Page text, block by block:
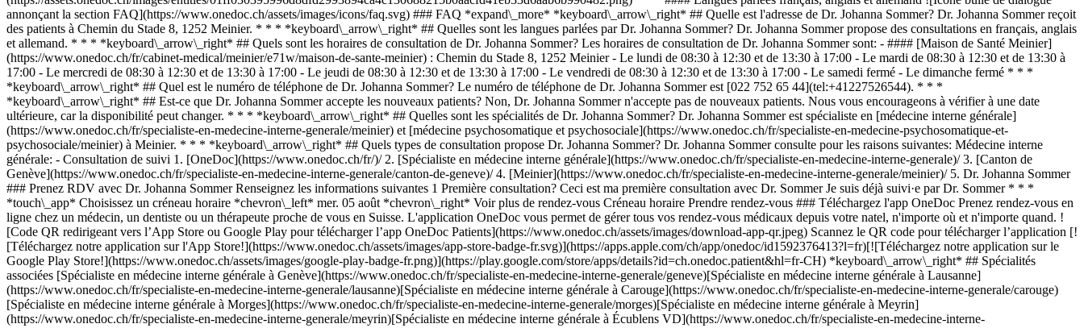
annonçant la section FAQ](https://www.onedoc.ch/assets/images/icons/faq.svg) ### FAQ *expand\_more* *keyboard\_arrow\_right* ## Quelle est l'adresse de Dr. Johanna Sommer? Dr. Johanna Sommer reçoit
des patients à Chemin du Stade 8, 1252 Meinier. * * * *keyboard\_arrow\_right* ## Quelles sont les langues parlées par Dr. Johanna Sommer? Dr. Johanna Sommer propose des consultations en français, anglais
et allemand. * * * *keyboard\_arrow\_right* ## Quels sont les horaires de consultation de Dr. Johanna Sommer? Les horaires de consultation de Dr. Johanna Sommer sont: - #### [Maison de Santé Meinier]
(https://www.onedoc.ch/fr/cabinet-medical/meinier/e71w/maison-de-sante-meinier) : Chemin du Stade 8, 1252 Meinier - Le lundi de 08:30 à 12:30 et de 13:30 à 17:00 - Le mardi de 08:30 à 12:30 et de 13:30 à
17:00 - Le mercredi de 08:30 à 12:30 et de 13:30 à 17:00 - Le jeudi de 08:30 à 12:30 et de 13:30 à 17:00 - Le vendredi de 08:30 à 12:30 et de 13:30 à 17:00 - Le samedi fermé - Le dimanche fermé * * *
*keyboard\_arrow\_right* ## Quel est le numéro de téléphone de Dr. Johanna Sommer? Le numéro de téléphone de Dr. Johanna Sommer est [022 752 65 44](tel:+41227526544). * * *
*keyboard\_arrow\_right* ## Est-ce que Dr. Johanna Sommer accepte les nouveaux patients? Non, Dr. Johanna Sommer n'accepte pas de nouveaux patients. Nous vous encourageons à vérifier à une date
ultérieure, car la disponibilité peut changer. * * * *keyboard\_arrow\_right* ## Quelles sont les spécialités de Dr. Johanna Sommer? Dr. Johanna Sommer est spécialiste en [médecine interne générale]
(https://www.onedoc.ch/fr/specialiste-en-medecine-interne-generale/meinier) et [médecine psychosomatique et psychosociale](https://www.onedoc.ch/fr/specialiste-en-medecine-psychosomatique-et-
psychosociale/meinier) à Meinier. * * * *keyboard\_arrow\_right* ## Quels types de consultation propose Dr. Johanna Sommer? Dr. Johanna Sommer consulte pour les raisons suivantes: Médecine interne
générale: - Consultation de suivi 1. [OneDoc](https://www.onedoc.ch/fr/)/ 2. [Spécialiste en médecine interne générale](https://www.onedoc.ch/fr/specialiste-en-medecine-interne-generale)/ 3. [Canton de Genève](https://www.onedoc.ch/fr/specialiste-en-medecine-interne-generale/canton-de-geneve)/ 4. [Meinier](https://www.onedoc.ch/fr/specialiste-en-medecine-interne-generale/meinier)/ 5. Dr. Johanna Sommer ### Prenez RDV avec Dr. Johanna Sommer Renseignez les informations suivantes 1 Première consultation? Ceci est ma première consultation avec Dr. Sommer Je suis déjà suivi·e par Dr. Sommer * * * *touch\_app* Choisissez un créneau horaire *chevron\_left* mer. 05 août *chevron\_right* Voir plus de rendez-vous Créneau horaire Prendre rendez-vous ### Téléchargez l'app OneDoc Prenez rendez-vous en ligne chez un médecin, un dentiste ou un thérapeute proche de vous en Suisse. L'application OneDoc vous permet de gérer tous vos rendez-vous médicaux depuis votre natel, n'importe où et n'importe quand. ![Code QR redirigeant vers l’App Store ou Google Play pour télécharger l’app OneDoc Patients](https://www.onedoc.ch/assets/images/download-app-qr.jpeg) Scannez le QR code pour télécharger l’application [![Téléchargez notre application sur l'App Store!](https://www.onedoc.ch/assets/images/app-store-badge-fr.svg)](https://apps.apple.com/ch/app/onedoc/id1592376413?l=fr)[![Téléchargez notre application sur le Google Play Store!](https://www.onedoc.ch/assets/images/google-play-badge-fr.png)](https://play.google.com/store/apps/details?id=ch.onedoc.patient&hl=fr-CH) *keyboard\_arrow\_right* ## Spécialités associées [Spécialiste en médecine interne générale à Genève](https://www.onedoc.ch/fr/specialiste-en-medecine-interne-generale/geneve)[Spécialiste en médecine interne générale à Lausanne](https://www.onedoc.ch/fr/specialiste-en-medecine-interne-generale/lausanne)[Spécialiste en médecine interne générale à Carouge](https://www.onedoc.ch/fr/specialiste-en-medecine-interne-generale/carouge)[Spécialiste en médecine interne générale à Morges](https://www.onedoc.ch/fr/specialiste-en-medecine-interne-generale/morges)[Spécialiste en médecine interne générale à Meyrin](https://www.onedoc.ch/fr/specialiste-en-medecine-interne-generale/meyrin)[Spécialiste en médecine interne générale à Écublens VD](https://www.onedoc.ch/fr/specialiste-en-medecine-interne-generale/ecublens?state=VD)[Spécialiste en médecine interne générale à Onex](https://www.onedoc.ch/fr/specialiste-en-medecine-interne-generale/onex)[Spécialiste en médecine psychosomatique et psychosociale à Genève](https://www.onedoc.ch/fr/specialiste-en-medecine-psychosomatique-et-psychosociale/geneve)[Spécialiste en médecine psychosomatique et psychosociale à Meinier](https://www.onedoc.ch/fr/specialiste-en-medecine-psychosomatique-et-psychosociale/meinier)[Spécialiste en médecine psychosomatique et psychosociale à Crissier](https://www.onedoc.ch/fr/specialiste-en-medecine-psychosomatique-et-psychosociale/crissier)[Spécialiste en médecine psychosomatique et psychosociale à Lausanne](https://www.onedoc.ch/fr/specialiste-en-medecine-psychosomatique-et-psychosociale/lausanne) *keyboard\_arrow\_right* ## Recherches fréquentes [Physiothérapeute à Genève](https://www.onedoc.ch/fr/physiotherapeute/geneve)[Psychologue à Genève](https://www.onedoc.ch/fr/psychologue/geneve)[Physiothérapeute à Lausanne](https://www.onedoc.ch/fr/physiotherapeute/lausanne)[Médecin généraliste à Genève](https://www.onedoc.ch/fr/medecin-generaliste/geneve)[Thérapeute en drainage lymphatique à Genève](https://www.onedoc.ch/fr/therapeute-en-drainage-lymphatique/geneve)[Masseur classique à Genève](https://www.onedoc.ch/fr/masseur-classique/geneve)[Spécialiste en médecine interne générale à Genève](https://www.onedoc.ch/fr/specialiste-en-medecine-interne-generale/geneve)[Réflexologue à Genève](https://www.onedoc.ch/fr/reflexologue/geneve)[Médecin-dentiste à Genève](https://www.onedoc.ch/fr/medecin-dentiste/geneve)[Psychologue à Lausanne](https://www.onedoc.ch/fr/psychologue/lausanne)[Acupuncteur à Genève](https://www.onedoc.ch/fr/acupuncteur/geneve)[Ostéopathe à Lausanne](https://www.onedoc.ch/fr/osteopathe/lausanne)[Masseur classique à Lausanne](https://www.onedoc.ch/fr/masseur-classique/lausanne)[Médecin généraliste à Lausanne](https://www.onedoc.ch/fr/medecin-generaliste/lausanne)[Spécialiste en Médecine Traditionnelle Chinoise (MTC) à Genève](https://www.onedoc.ch/fr/specialiste-en-medecine-traditionnelle-chinoise-mtc/geneve)[Physiothérapeute du sport à Genève](https://www.onedoc.ch/fr/physiotherapeute-du-sport/geneve)[Gynécologue obstétricien à Genève](https://www.onedoc.ch/fr/gynecologue-obstetricien/geneve)[Psychothérapeute à Genève](https://www.onedoc.ch/fr/psychotherapeute/geneve)[Masseur thérapeutique à Genève](https://www.onedoc.ch/fr/masseur-therapeutique/geneve)[Ostéopathe à Genève](https://www.onedoc.ch/fr/osteopathe/geneve)[Thérapeute en nutrition MCO à Genève](https://www.onedoc.ch/fr/therapeute-en-nutrition-mco/geneve) *keyboard\_arrow\_right* ## Annuaire des professionnels de santé suisses [Liste des praticiens](https://www.onedoc.ch/fr/annuaire) [A](https://www.onedoc.ch/fr/annuaire/A) [B](https://www.onedoc.ch/fr/annuaire/B) [C](https://www.onedoc.ch/fr/annuaire/C) [D](https://www.onedoc.ch/fr/annuaire/D) [E](https://www.onedoc.ch/fr/annuaire/E) [F](https://www.onedoc.ch/fr/annuaire/F) [G](https://www.onedoc.ch/fr/annuaire/G) [H](https://www.onedoc.ch/fr/annuaire/H) [I](https://www.onedoc.ch/fr/annuaire/I) [J](https://www.onedoc.ch/fr/annuaire/J) [K](https://www.onedoc.ch/fr/annuaire/K) [L](https://www.onedoc.ch/fr/annuaire/L) [M](https://www.onedoc.ch/fr/annuaire/M) [N](https://www.onedoc.ch/fr/annuaire/N) [O](https://www.onedoc.ch/fr/annuaire/O) [P](https://www.onedoc.ch/fr/annuaire/P) [Q](https://www.onedoc.ch/fr/annuaire/Q) [R](https://www.onedoc.ch/fr/annuaire/R) [S](https://www.onedoc.ch/fr/annuaire/S) [T](https://www.onedoc.ch/fr/annuaire/T) [U](https://www.onedoc.ch/fr/annuaire/U) [V](https://www.onedoc.ch/fr/annuaire/V) [W](https://www.onedoc.ch/fr/annuaire/W) [X](https://www.onedoc.ch/fr/annuaire/X) [Y](https://www.onedoc.ch/fr/annuaire/Y) [Z](https://www.onedoc.ch/fr/annuaire/Z) ## OneDoc [Pour les professionnels de santé](https://info.onedoc.ch/fr/) [À propos de nous](https://info.onedoc.ch/fr/raison-d-etre/) [Presse](https://info.onedoc.ch/fr/presse/) [Carrières](https://career.onedoc.ch/fr) [Centre de confidentialité](https://privacy.onedoc.ch/fr/) [Gestion des cookies](javascript:Didomi.preferences.show%28%29) [Centre d'aide](https://help.onedoc.ch/fr/) ## Langues [Deutsch](https://www.onedoc.ch/de/facharztin-fur-allgemeine-innere-medizin/meinier/pcyw6/dr-johanna-sommer) [Français](https://www.onedoc.ch/fr/specialiste-en-medecine-interne-generale/meinier/pcyw6/dr-johanna-sommer) [Italiano](https://www.onedoc.ch/it/specialista-in-medicina-interna-generale/meinier/pcyw6/dr-johanna-sommer) [English](https://www.onedoc.ch/en/specialist-in-general-internal-medicine/meinier/pcyw6/dr-johanna-sommer) ## Spécialités associées [Spécialiste en médecine interne générale à Genève](https://www.onedoc.ch/fr/specialiste-en-medecine-interne-generale/geneve) [Spécialiste en médecine interne générale à Lausanne](https://www.onedoc.ch/fr/specialiste-en-medecine-interne-generale/lausanne) [Spécialiste en médecine interne générale à Carouge](https://www.onedoc.ch/fr/specialiste-en-medecine-interne-generale/carouge) [Spécialiste en médecine interne générale à Morges](https://www.onedoc.ch/fr/specialiste-en-medecine-interne-generale/morges) [Spécialiste en médecine interne générale à Meyrin](https://www.onedoc.ch/fr/specialiste-en-medecine-interne-generale/meyrin) [Spécialiste en médecine interne générale à Écublens VD](https://www.onedoc.ch/fr/specialiste-en-medecine-interne-generale/ecublens?state=VD) [Spécialiste en médecine interne générale à Onex](https://www.onedoc.ch/fr/specialiste-en-medecine-interne-generale/onex) [Spécialiste en médecine psychosomatique et psychosociale à Genève](https://www.onedoc.ch/fr/specialiste-en-medecine-psychosomatique-et-psychosociale/geneve) [Spécialiste en médecine psychosomatique et psychosociale à Meinier](https://www.onedoc.ch/fr/specialiste-en-medecine-psychosomatique-et-psychosociale/meinier) [Spécialiste en médecine psychosomatique et psychosociale à Crissier](https://www.onedoc.ch/fr/specialiste-en-medecine-psychosomatique-et-psychosociale/crissier) [Spécialiste en médecine psychosomatique et psychosociale à Lausanne](https://www.onedoc.ch/fr/specialiste-en-medecine-psychosomatique-et-psychosociale/lausanne) ## Recherches fréquentes [Physiothérapeute à Genève](https://www.onedoc.ch/fr/physiotherapeute/geneve) [Psychologue à Genève](https://www.onedoc.ch/fr/psychologue/geneve) [Physiothérapeute à Lausanne](https://www.onedoc.ch/fr/physiotherapeute/lausanne) [Médecin généraliste à Genève](https://www.onedoc.ch/fr/medecin-generaliste/geneve) [Thérapeute en drainage lymphatique à Genève](https://www.onedoc.ch/fr/therapeute-en-drainage-lymphatique/geneve) [Massage classique à Genève](https://www.onedoc.ch/fr/masseur-classique/geneve) [Spécialiste en médecine interne générale à Genève](https://www.onedoc.ch/fr/specialiste-en-medecine-interne-generale/geneve) [Réflexologue à Genève](https://www.onedoc.ch/fr/reflexologue/geneve) [Médecin-dentiste à Genève](https://www.onedoc.ch/fr/medecin-dentiste/geneve) [Psychologue à Lausanne](https://www.onedoc.ch/fr/psychologue/lausanne) [Acupuncture à Genève](https://www.onedoc.ch/fr/acupuncteur/geneve) [Ostéopathe à Lausanne](https://www.onedoc.ch/fr/osteopathe/lausanne) [Massage classique à Lausanne](https://www.onedoc.ch/fr/masseur-classique/lausanne) [Médecin généraliste à Lausanne](https://www.onedoc.ch/fr/medecin-generaliste/lausanne) [Spécialiste en Médecine Traditionnelle Chinoise (MTC) à Genève](https://www.onedoc.ch/fr/specialiste-en-medecine-traditionnelle-chino